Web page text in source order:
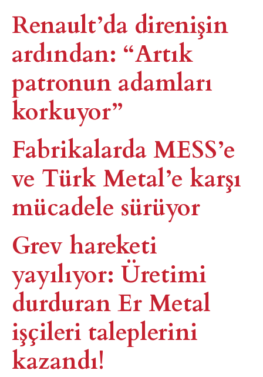
Renault’da direnişin
ardından: “Artık
patronun adamları
korkuyor”
Fabrikalarda MESS’e
ve Türk Metal’e karşı
mücadele sürüyor
Grev hareketi
yayılıyor: Üretimi
durduran Er Metal
işçileri taleplerini
kazandı!